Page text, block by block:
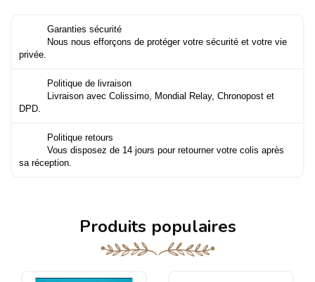
Garanties sécurité
Nous nous efforçons de protéger votre sécurité et votre vie
privée.
Politique de livraison
Livraison avec Colissimo, Mondial Relay, Chronopost et
DPD.
Politique retours
Vous disposez de 14 jours pour retourner votre colis après
sa réception.
Produits populaires